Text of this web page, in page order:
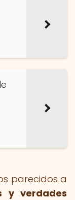
parecidos a
y verdades